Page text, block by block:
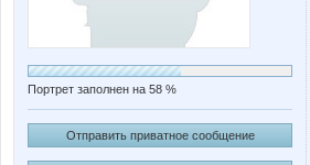
Портрет заполнен на 58 %
Отправить приватное сообщение